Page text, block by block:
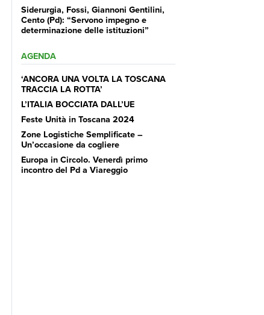
Siderurgia, Fossi, Giannoni Gentilini,
Cento (Pd): “Servono impegno e
determinazione delle istituzioni”
AGENDA
‘ANCORA UNA VOLTA LA TOSCANA
TRACCIA LA ROTTA’
L’ITALIA BOCCIATA DALL’UE
Feste Unità in Toscana 2024
Zone Logistiche Semplificate –
Un’occasione da cogliere
Europa in Circolo. Venerdì primo
incontro del Pd a Viareggio